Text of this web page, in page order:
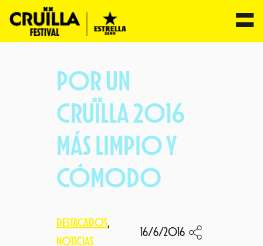
POR UN
CRUÏLLA 2016
MÁS LIMPIO Y
CÓMODO
DESTACADOS
NOTICIAS
16/6/2016